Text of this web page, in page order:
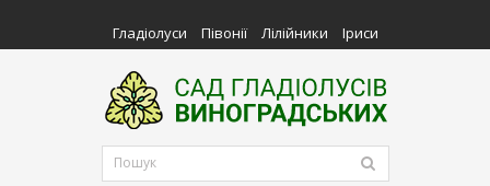
Гладіолуси Півонії Лілійники Іриси